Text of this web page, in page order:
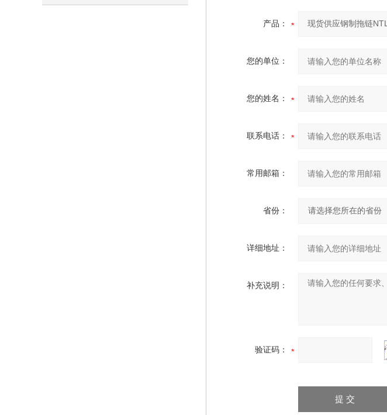
产品：
您的单位：
您的姓名：
联系电话：
常用邮箱：
省份：
详细地址：
补充说明：
验证码：